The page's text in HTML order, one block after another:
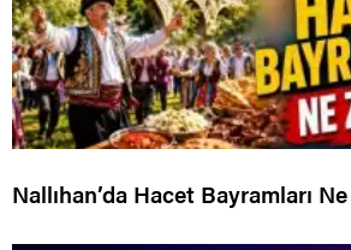
Nallıhan’da Hacet Bayramları